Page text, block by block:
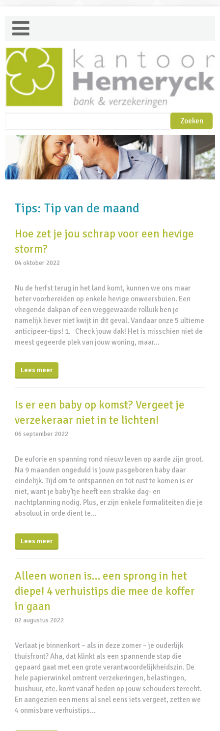
Tips: Tip van de maand
Hoe zet je jou schrap voor een hevige
storm?
04 oktober 2022
Nu de herfst terug in het land komt, kunnen we ons maar
beter voorbereiden op enkele hevige onweersbuien. Een
vliegende dakpan of een weggewaaide rolluik ben je
namelijk liever niet kwijt in dit geval. Vandaar onze 5 ultieme
anticipeer-tips! 1. Check jouw dak! Het is misschien niet de
meest gegeerde plek van jouw woning, maar…
Lees meer
Is er een baby op komst? Vergeet je
verzekeraar niet in te lichten!
06 september 2022
De euforie en spanning rond nieuw leven op aarde zijn groot.
Na 9 maanden ongeduld is jouw pasgeboren baby daar
eindelijk. Tijd om te ontspannen en tot rust te komen is er
niet, want je baby’tje heeft een strakke dag- en
nachtplanning nodig. Plus, er zijn enkele formaliteiten die je
absoluut in orde dient te…
Lees meer
Alleen wonen is… een sprong in het
diepe! 4 verhuistips die mee de koffer
in gaan
02 augustus 2022
Verlaat je binnenkort – als in deze zomer – je ouderlijk
thuisfront? Aha, dat klinkt als een spannende stap die
gepaard gaat met een grote verantwoordelijkheidszin. De
hele papierwinkel omtrent verzekeringen, belastingen,
huishuur, etc. komt vanaf heden op jouw schouders terecht.
En aangezien een mens al snel eens iets vergeet, zetten we
4 onmisbare verhuistips…